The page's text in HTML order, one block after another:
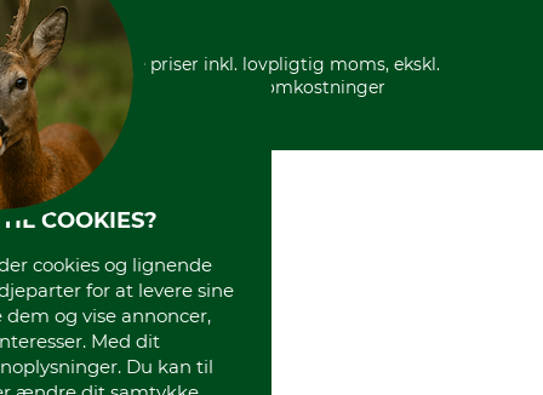
* Alle priser inkl. lovpligtig moms, ekskl.
forsendelsesomkostninger
COOKIES?
cookies og lignende
for at levere sine
og vise annoncer,
Med dit
Du kan til